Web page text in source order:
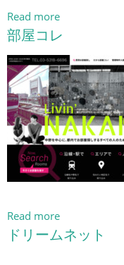
Read more
部屋コレ
Read more
ドリームネット